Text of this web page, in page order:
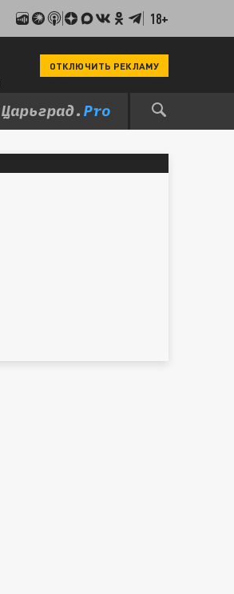
18+
ОТКЛЮЧИТЬ РЕКЛАМУ